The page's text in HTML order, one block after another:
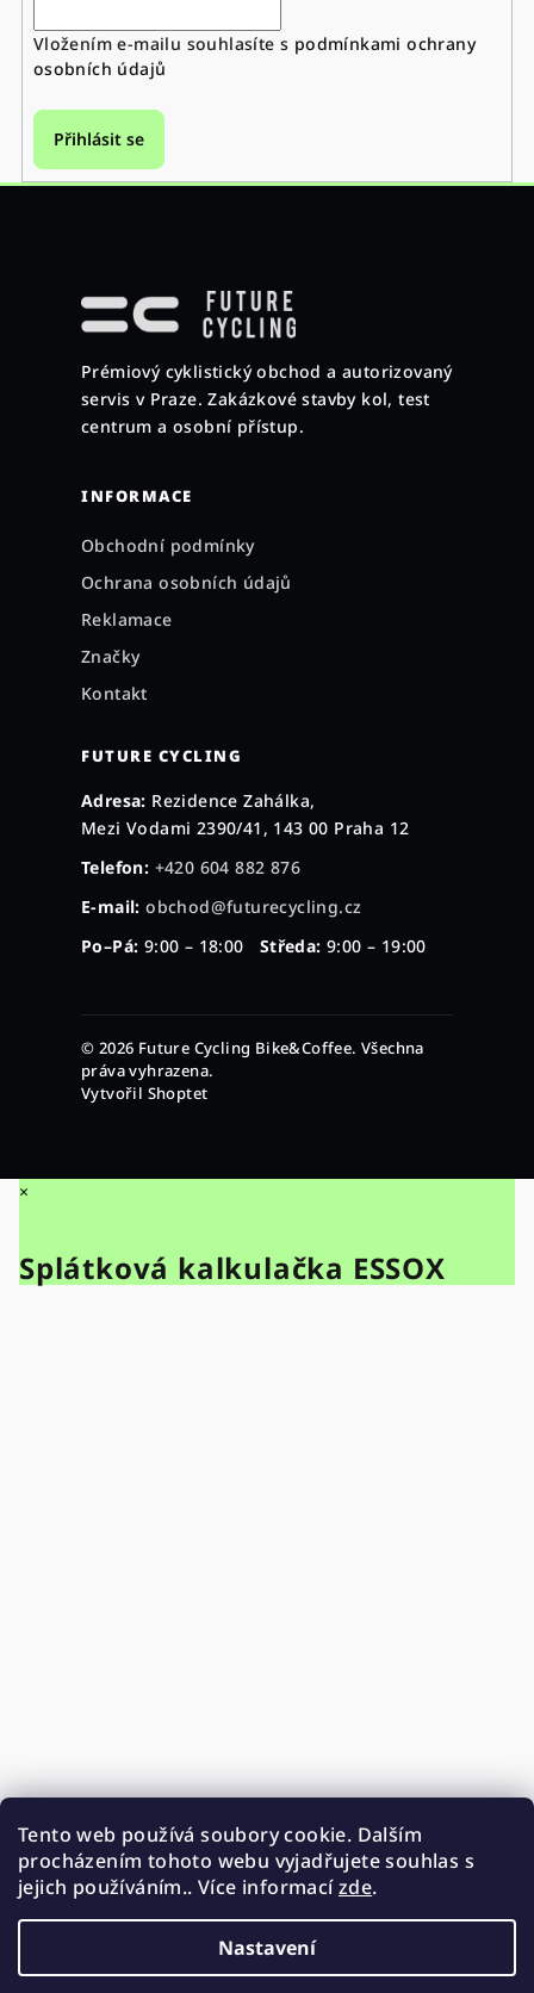
Tento web používá soubory cookie. Dalším
procházením tohoto webu vyjadřujete souhlas s
jejich používáním.. Více informacízde.
Nastavení
Vložením e-mailu souhlasíte s podmínkami ochrany
osobních údajů
Přihlásit se
Prémiový cyklistický obchod a autorizovaný
servis v Praze. Zakázkové stavby kol, test
centrum a osobní přístup.
INFORMACE
Obchodní podmínky
Ochrana osobních údajů
Reklamace
Značky
Kontakt
FUTURE CYCLING
Adresa: Rezidence Zahálka,
Mezi Vodami 2390/41, 143 00 Praha 12
Telefon: +420 604 882 876
E-mail: obchod@futurecycling.cz
Po–Pá: 9:00 – 18:00 Středa: 9:00 – 19:00
© 2026 Future Cycling Bike&Coffee. Všechna
práva vyhrazena.
Vytvořil Shoptet
×
Splátková kalkulačka ESSOX